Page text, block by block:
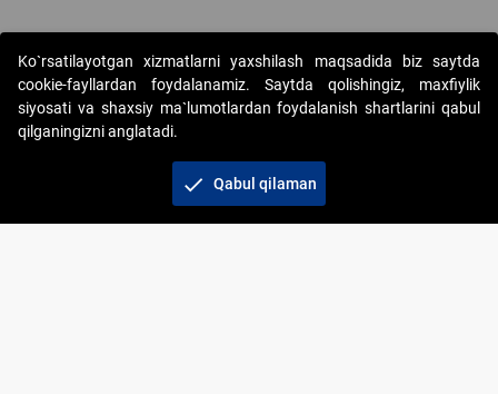
Copyright © 2017-2026. "Elektron onlayn-auksionlarni
tashkil etish" AJ. Barcha huquqlar himoyalangan
Ko`rsatilayotgan xizmatlarni yaxshilash maqsadida biz saytda
cookie-fayllardan foydalanamiz. Saytda qolishingiz, maxfiylik
siyosati va shaxsiy ma`lumotlardan foydalanish shartlarini qabul
qilganingizni anglatadi.
check Qabul qilaman